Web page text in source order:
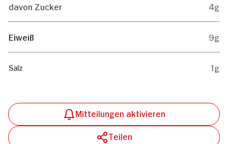
davon Zucker 4g
Eiweiß 9g
Salz 1g
Mitteilungen aktivieren
Teilen